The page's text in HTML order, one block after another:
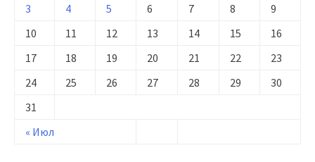
« Июл
3
4 5 6 7 8
9
10
11 12 13 14 15
16
17
18 19 20 21 22
23
24
25 26 27 28 29
30
31